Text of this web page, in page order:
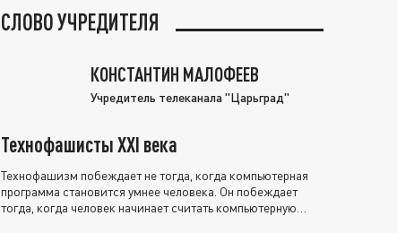
СЛОВО УЧРЕДИТЕЛЯ
КОНСТАНТИН МАЛОФЕЕВ
Учредитель телеканала "Царьград"
Технофашисты XXI века
Технофашизм побеждает не тогда, когда компьютерная
программа становится умнее человека. Он побеждает
тогда, когда человек начинает считать компьютерную